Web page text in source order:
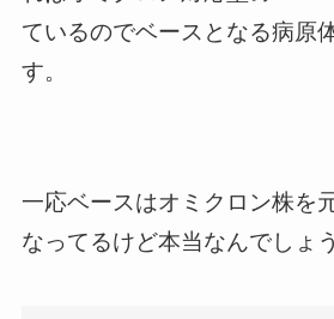
ているのでベースとなる病原
す。
一応ベースはオミクロン株を
なってるけど本当なんでしょ